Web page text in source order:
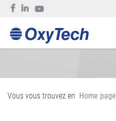
Vous vous trouvez en Home page